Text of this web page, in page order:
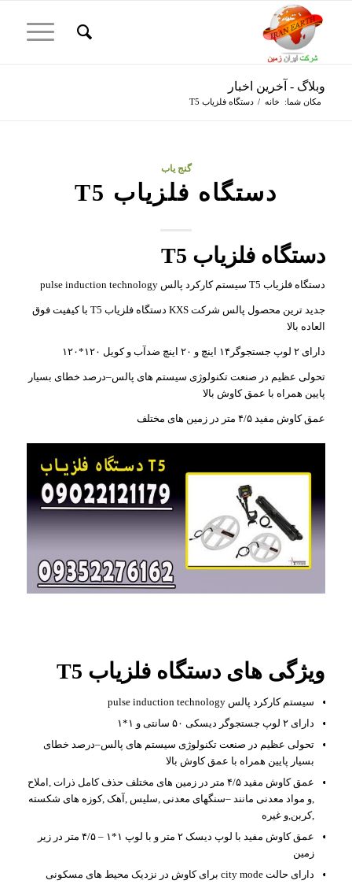
وبلاگ - آخرین اخبار
مکان شما: خانه / دستگاه فلزیاب T5
گنج یاب
دستگاه فلزیاب T5
دستگاه فلزیاب T5
دستگاه فلزیاب T5 سیستم کارکرد پالس pulse induction technology
جدید ترین محصول پالس شرکت KXS دستگاه فلزیاب T5 با کیفیت فوق
العاده بالا
دارای ۲ لوپ جستجوگر۱۴ اینچ و ۲۰ اینچ ضدآب و کویل ۱۲۰*۱۲۰
تحولی عظیم در صنعت تکنولوژی سیستم های پالس–درصد خطای بسیار
پایین همراه با عمق کاوش بالا
عمق کاوش مفید ۴/۵ متر در زمین های مختلف
ویژگی های دستگاه فلزیاب T5
سیستم کارکرد پالس pulse induction technology
دارای ۲ لوپ جستجوگر دیسکی ۵۰ سانتی و ۱*۱
تحولی عظیم در صنعت تکنولوژی سیستم های پالس–درصد خطای
بسیار پایین همراه با عمق کاوش بالا
عمق کاوش مفید ۴/۵ متر در زمین های مختلف حذف کامل ذرات ,املاح
,و مواد معدنی مانند –سنگهای معدنی ,سلیس ,آهک ,کوزه های شکسته
,کربن,و غیره
عمق کاوش مفید با لوپ دیسک ۲ متر و با لوپ ۱*۱ – ۴/۵ متر در زیر
زمین
دارای حالت city mode برای کاوش در نزدیک محیط های مسکونی